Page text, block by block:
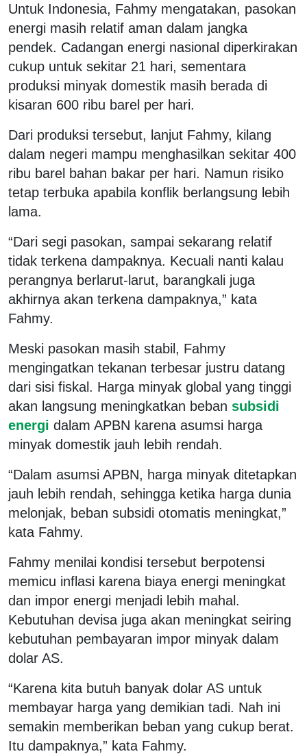
Untuk Indonesia, Fahmy mengatakan, pasokan
energi masih relatif aman dalam jangka
pendek. Cadangan energi nasional diperkirakan
cukup untuk sekitar 21 hari, sementara
produksi minyak domestik masih berada di
kisaran 600 ribu barel per hari.
Dari produksi tersebut, lanjut Fahmy, kilang
dalam negeri mampu menghasilkan sekitar 400
ribu barel bahan bakar per hari. Namun risiko
tetap terbuka apabila konflik berlangsung lebih
lama.
“Dari segi pasokan, sampai sekarang relatif
tidak terkena dampaknya. Kecuali nanti kalau
perangnya berlarut-larut, barangkali juga
akhirnya akan terkena dampaknya,” kata
Fahmy.
Meski pasokan masih stabil, Fahmy
mengingatkan tekanan terbesar justru datang
dari sisi fiskal. Harga minyak global yang tinggi
akan langsung meningkatkan beban subsidi
energi dalam APBN karena asumsi harga
minyak domestik jauh lebih rendah.
“Dalam asumsi APBN, harga minyak ditetapkan
jauh lebih rendah, sehingga ketika harga dunia
melonjak, beban subsidi otomatis meningkat,”
kata Fahmy.
Fahmy menilai kondisi tersebut berpotensi
memicu inflasi karena biaya energi meningkat
dan impor energi menjadi lebih mahal.
Kebutuhan devisa juga akan meningkat seiring
kebutuhan pembayaran impor minyak dalam
dolar AS.
“Karena kita butuh banyak dolar AS untuk
membayar harga yang demikian tadi. Nah ini
semakin memberikan beban yang cukup berat.
Itu dampaknya,” kata Fahmy.